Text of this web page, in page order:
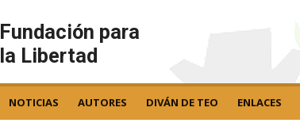
Fundación para
la Libertad
NOTICIAS AUTORES DIVÁN DE TEO ENLACES